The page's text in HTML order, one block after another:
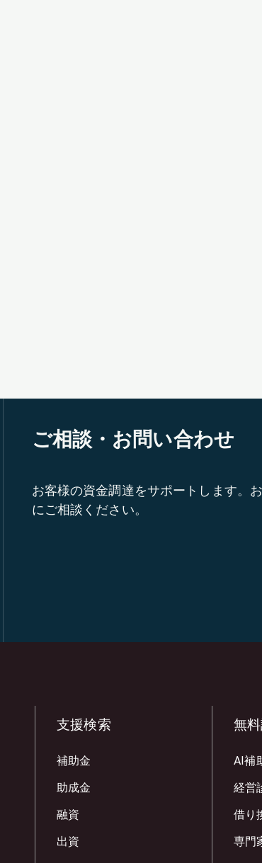
ご相談・お問い合わせ
お客様の資金調達をサポートします。
にご相談ください。
支援検索
補助金
助成金
融資
出資
無
AI補
経営
借り
専門